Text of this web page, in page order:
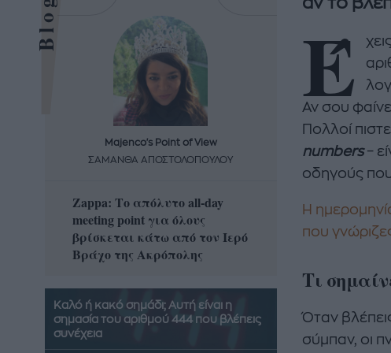
Έ
Αν σου
Πολλοί
numbers–
οδηγούς
Η
που
Τι
Όταν
σύμπαν, οι
Majenco's Point of View
ΣΑΜΑΝΘΑ ΑΠΟΣΤΟΛΟΠΟΥΛΟΥ
Zappa: Το απόλυτο all-day
meeting point για όλους
βρίσκεται κάτω από τον Ιερό
Βράχο της Ακρόπολης
ΣΑΜΑΝΘΑ
Η απόλυτη
δροσερή
καρπούζι,
Καλό ή κακό σημάδι; Αυτή είναι η
σημασία του αριθμού 444 που βλέπεις
συνέχεια